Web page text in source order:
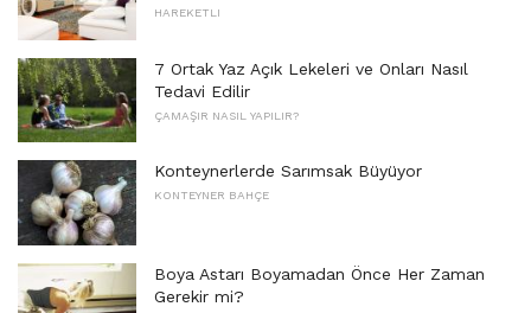
HAREKETLI
7 Ortak Yaz Açık Lekeleri ve Onları Nasıl
Tedavi Edilir
ÇAMAŞIR NASIL YAPILIR?
Konteynerlerde Sarımsak Büyüyor
KONTEYNER BAHÇE
Boya Astarı Boyamadan Önce Her Zaman
Gerekir mi?